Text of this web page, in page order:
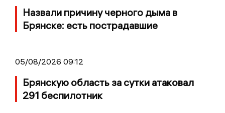
Назвали причину черного дыма в
Брянске: есть пострадавшие
05/08/2026 09:12
Брянскую область за сутки атаковал
291 беспилотник